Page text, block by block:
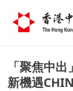
「聚焦中
新機遇